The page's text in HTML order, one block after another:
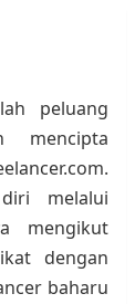
peluang
mencipta
melalui
mengikut
dengan
baharu